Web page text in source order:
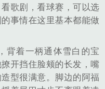
歌剧，看球赛，可以选
事情在这里基本都能做
背着一柄通体雪白的宝
开挡住脸颊的长发，嘴
型很满意。脚边的阿福